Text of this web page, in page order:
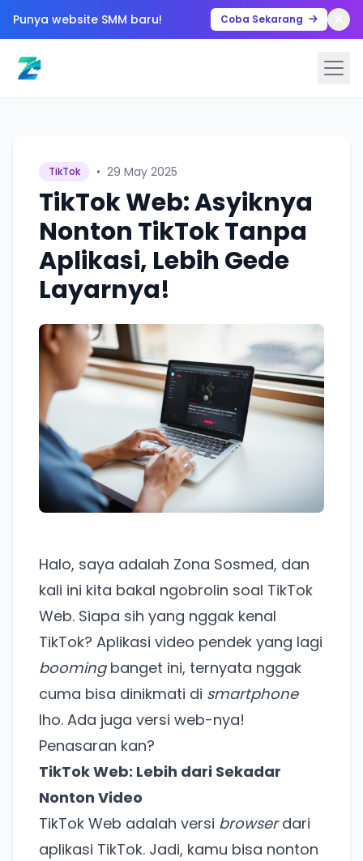
Punya website SMM baru! Coba Sekarang
TikTok • 29 May 2025
TikTok Web: Asyiknya
Nonton TikTok Tanpa
Aplikasi, Lebih Gede
Layarnya!
Halo, saya adalah Zona Sosmed, dan
kali ini kita bakal ngobrolin soal TikTok
Web. Siapa sih yang nggak kenal
TikTok? Aplikasi video pendek yang lagi
boomingbanget ini, ternyata nggak
cuma bisa dinikmati di smartphone
lho. Ada juga versi web-nya!
Penasaran kan?
TikTok Web: Lebih dari Sekadar
Nonton Video
TikTok Web adalah versi browserdari
aplikasi TikTok. Jadi, kamu bisa nonton